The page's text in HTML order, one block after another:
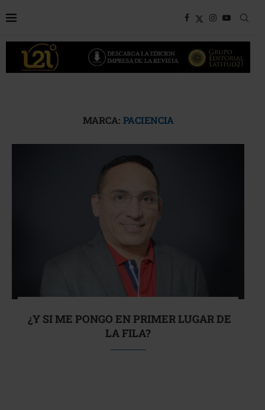
MARCA: PACIENCIA
¿Y SI ME PONGO EN PRIMER LUGAR DE
LA FILA?